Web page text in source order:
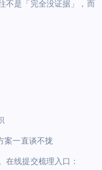
不是「完全没证据」，而
案一直谈不拢
在线提交梳理入口：